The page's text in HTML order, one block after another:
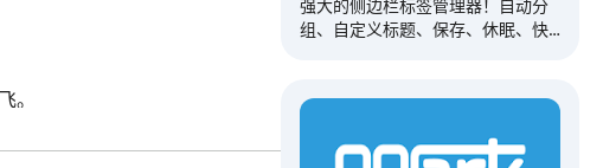
强大的侧边栏标签管理器！自动分
组、自定义标题、保存、休眠、快